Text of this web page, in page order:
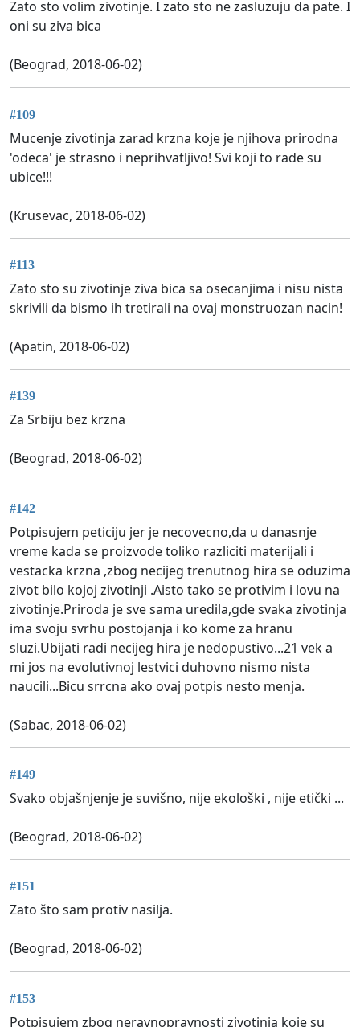
Zato sto volim zivotinje. I zato sto ne zasluzuju da pate. I
oni su ziva bica
(Beograd, 2018-06-02)
#109
Mucenje zivotinja zarad krzna koje je njihova prirodna
'odeca' je strasno i neprihvatljivo! Svi koji to rade su
ubice!!!
(Krusevac, 2018-06-02)
#113
Zato sto su zivotinje ziva bica sa osecanjima i nisu nista
skrivili da bismo ih tretirali na ovaj monstruozan nacin!
(Apatin, 2018-06-02)
#139
Za Srbiju bez krzna
(Beograd, 2018-06-02)
#142
Potpisujem peticiju jer je necovecno,da u danasnje
vreme kada se proizvode toliko razliciti materijali i
vestacka krzna ,zbog necijeg trenutnog hira se oduzima
zivot bilo kojoj zivotinji .Aisto tako se protivim i lovu na
zivotinje.Priroda je sve sama uredila,gde svaka zivotinja
ima svoju svrhu postojanja i ko kome za hranu
sluzi.Ubijati radi necijeg hira je nedopustivo...21 vek a
mi jos na evolutivnoj lestvici duhovno nismo nista
naucili...Bicu srrcna ako ovaj potpis nesto menja.
(Sabac, 2018-06-02)
#149
Svako objašnjenje je suvišno, nije ekološki , nije etički ...
(Beograd, 2018-06-02)
#151
Zato što sam protiv nasilja.
(Beograd, 2018-06-02)
#153
Potpisujem zbog neravnopravnosti zivotinja koje su